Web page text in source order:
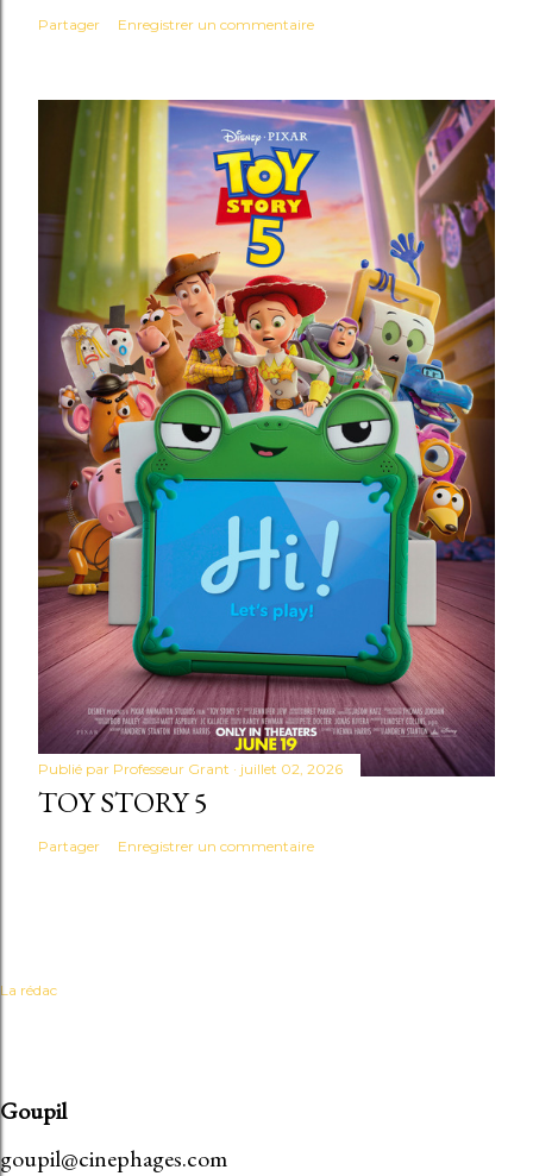
Partager Enregistrer un commentaire
Publié par Professeur Grant juillet 02, 2026
TOY STORY 5
Partager Enregistrer un commentaire
La rédac
Goupil
goupil@cinephages.com